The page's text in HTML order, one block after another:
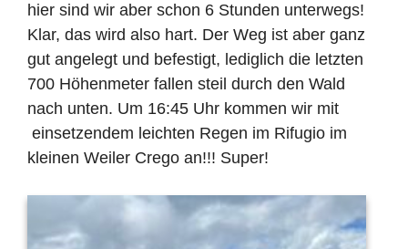
hier sind wir aber schon 6 Stunden unterwegs!
Klar, das wird also hart. Der Weg ist aber ganz
gut angelegt und befestigt, lediglich die letzten
700 Höhenmeter fallen steil durch den Wald
nach unten. Um 16:45 Uhr kommen wir mit
einsetzendem leichten Regen im Rifugio im
kleinen Weiler Crego an!!! Super!